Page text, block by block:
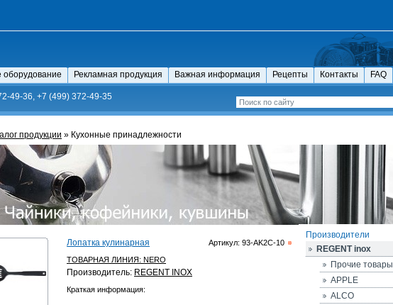
оборудование Рекламная продукция Важная информация Рецепты Контакты FAQ
49-36, +7 (499) 372-49-35
продукции » Кухонные принадлежности
Артикул: 93-AK2C-10
Лопатка кулинарная
ТОВАРНАЯ ЛИНИЯ: NERO
Производитель: REGENT INOX
Краткая информация:
Производители
REGENT inox
Прочие товары
APPLE
ALCO